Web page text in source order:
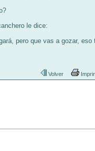
le dice:
pero que vas a gozar, eso
Volver